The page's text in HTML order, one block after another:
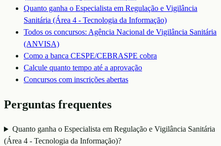
Quanto ganha o Especialista em Regulação e Vigilância
Sanitária (Área 4 - Tecnologia da Informação)
Todos os concursos: Agência Nacional de Vigilância Sanitária
(ANVISA)
Como a banca CESPE/CEBRASPE cobra
Calcule quanto tempo até a aprovação
Concursos com inscrições abertas
Perguntas frequentes
Quanto ganha o Especialista em Regulação e Vigilância Sanitária
(Área 4 - Tecnologia da Informação)?